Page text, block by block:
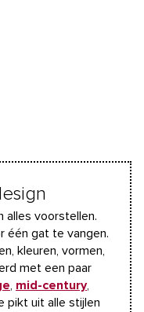
alles voorstellen.
één gat te vangen.
kleuren, vormen,
met een paar
mid-century,
pikt uit alle stijlen